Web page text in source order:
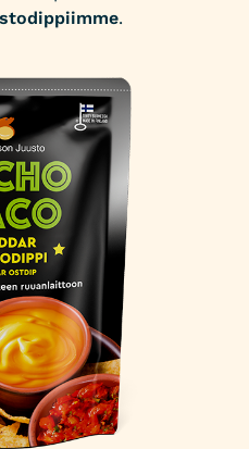
.